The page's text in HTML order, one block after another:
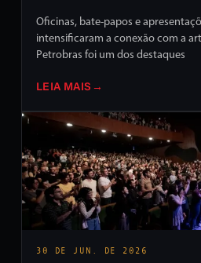
Oficinas, bate-papos e
intensificaram a conexão com a
Petrobras foi um dos destaques
LEIA MAIS →
30 DE JUN. DE 2026